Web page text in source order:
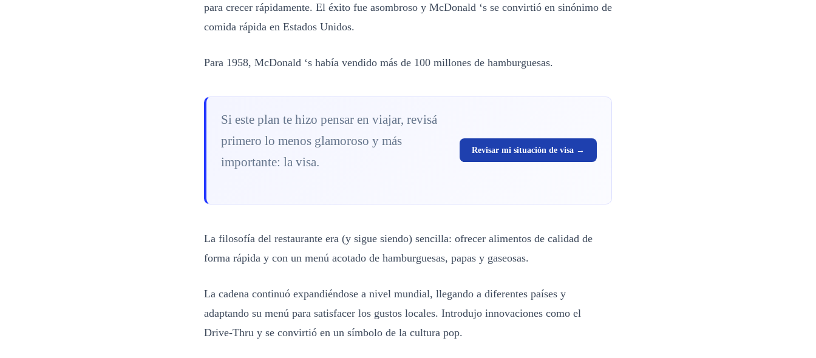
para crecer rápidamente. El éxito fue asombroso y McDonald ‘s se convirtió en sinónimo de
comida rápida en Estados Unidos.
Para 1958, McDonald ‘s había vendido más de 100 millones de hamburguesas.
Si este plan te hizo pensar en viajar, revisá
primero lo menos glamoroso y más
importante: la visa.
Revisar mi situación de visa →
La filosofía del restaurante era (y sigue siendo) sencilla: ofrecer alimentos de calidad de
forma rápida y con un menú acotado de hamburguesas, papas y gaseosas.
La cadena continuó expandiéndose a nivel mundial, llegando a diferentes países y
adaptando su menú para satisfacer los gustos locales. Introdujo innovaciones como el
Drive-Thru y se convirtió en un símbolo de la cultura pop.